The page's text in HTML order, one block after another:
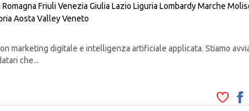
Romagna Friuli Venezia Giulia Lazio Liguria LombardyMarche
Aosta ValleyVeneto
marketing digitale e intelligenza artificiale applicata. Stiamo
che...